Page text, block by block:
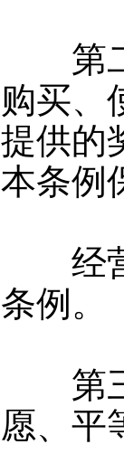
第二
购买、
提供的
本条例
经营
条例。
第三
愿、平